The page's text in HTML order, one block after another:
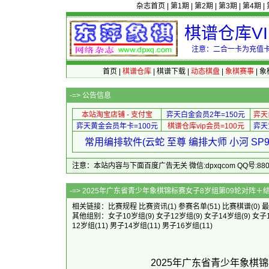
杂志首页 第1期 第2期 第3期 第4期
棋谱仓库
注意：二合一卡为充值
首页 棋谱仓库| 棋谱下载| 动态棋盘| 象棋赛事| 象
-=> 公告信息
本站淘宝店铺 - 支付宝 弈天白金会员2年=150元
弈
弈天黄金会员年卡=100元
棋谱仓库vip会员=100元 弈
常用编排软件(云蛇 至尊 编排大师 小河
注意：本站内容与下面百度广告无关 微信:dpxqcom QQ号
-=> 2025年广东省青少年象棋锦标赛女
相关链接：
比赛规程 比赛资讯(1) 参赛名单(51) 比赛棋谱(0)
其他组别： 女子10岁组(9) 女子12岁组(9) 女子14岁组(9) 女子
12岁组(11) 男子14岁组(11) 男子16岁组(11)
2025年广东省青少年象棋